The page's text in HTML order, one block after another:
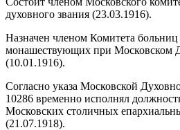
духовного звания (23.03.1916).
Назначен членом Комитета больниц
монашествующих при Московском
(10.01.1916).
Согласно указа Московской
10286 временно исполнял
Московских столичных
(21.07.1918).